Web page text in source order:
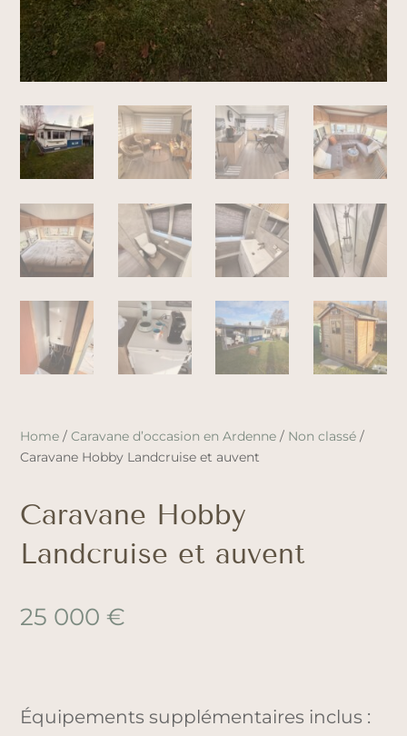
Home /Caravane d’occasion en Ardenne / Non classé /
Caravane Hobby Landcruise et auvent
Caravane Hobby
Landcruise et auvent
25 000 €
Équipements supplémentaires inclus :